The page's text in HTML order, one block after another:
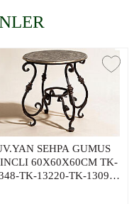
SEHPA GUMUS
60X60X60CM TK-
TK-13220-TK-13097-